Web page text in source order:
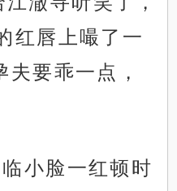
红唇上嘬了一
夫要乖一点，
小脸一红顿时